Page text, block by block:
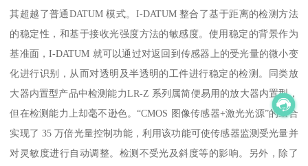
其超越了普通DATUM 模式。I-DATUM 整合了基于距离的检测方法
的稳定性，和基于接收光强度方法的敏感度。使用稳定的背景作为
基准面，I-DATUM 就可以通过对返回到传感器上的受光量的微小变
化进行识别，从而对透明及半透明的工件进行稳定的检测。同类放
大器内置型产品中检测能力LR-Z 系列属简便易用的放大器内置型，
但在检测能力上却毫不逊色。“CMOS 图像传感器+激光光源”的组合
实现了 35 万倍光量控制功能，利用该功能可使传感器监测受光量并
对灵敏度进行自动调整。检测不受光及斜度等的影响。另外，除了